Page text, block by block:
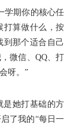
学期你的核心任
打算做什么，按
到那个适合自己
微信、QQ、打
呀。”
是她打基础的方
了我的“每日一